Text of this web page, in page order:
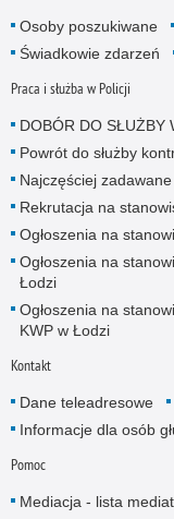
Osoby poszukiwane
Świadkowie zdarzeń
Praca i służba w Policji
DOBÓR DO SŁUŻBY
Powrót do służby
Najczęściej
Rekrutacja na
Ogłoszenia na
Ogłoszenia na
Łodzi
Ogłoszenia na
KWP w Łodzi
Kontakt
Dane teleadresowe
Informacje dla osób
Pomoc
Mediacja - lista